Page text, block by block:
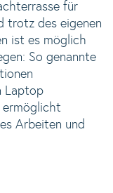
für
trotz des eigenen
ist es möglich
So genannte
Laptop
ermöglicht
Arbeiten und